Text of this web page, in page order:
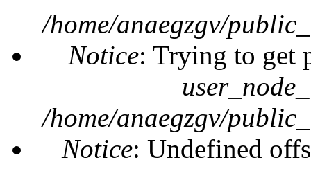
/home/anaegzgv/
Notice: Trying to get
/home/anaegzgv/
Notice: Undefined